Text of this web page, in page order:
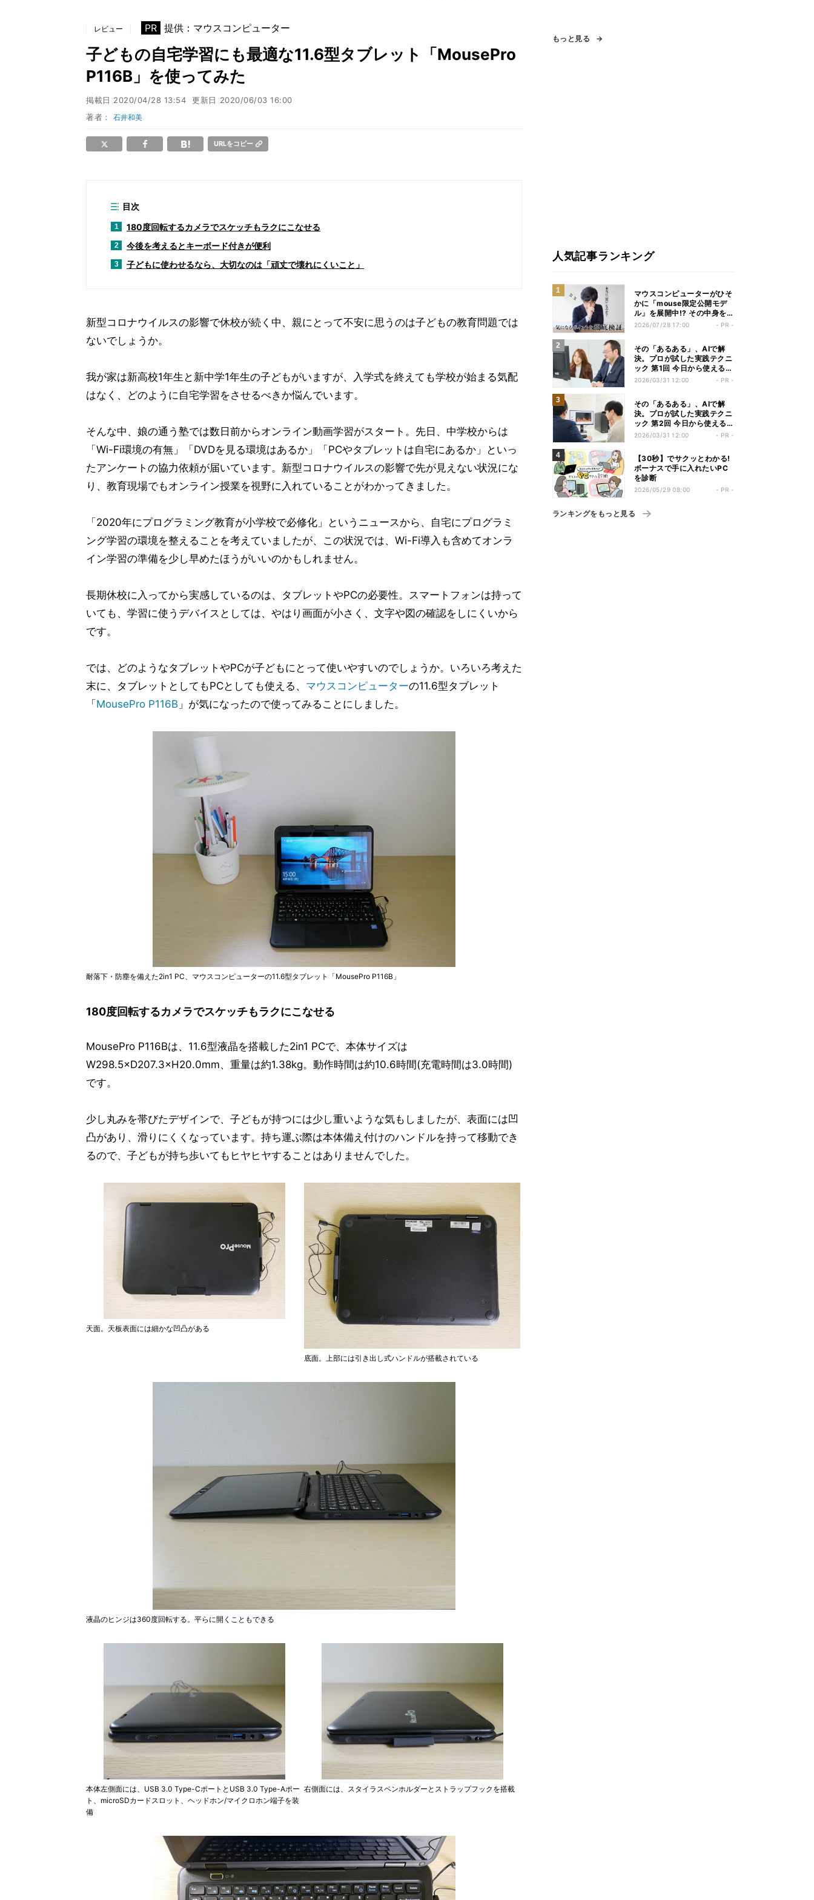
レビュー PR 提供：マウスコンピューター
子どもの自宅学習にも最適な11.6型タブレット「MousePro
P116B」を使ってみた
掲載日 2020/04/28 13:54 更新日 2020/06/03 16:00
著者：石井和美
URLをコピー
目次
1 180度回転するカメラでスケッチもラクにこなせる
2 今後を考えるとキーボード付きが便利
3 子どもに使わせるなら、大切なのは「頑丈で壊れにくいこと」
新型コロナウイルスの影響で休校が続く中、親にとって不安に思うのは子どもの教育問題では
ないでしょうか。
我が家は新高校1年生と新中学1年生の子どもがいますが、入学式を終えても学校が始まる気配
はなく、どのように自宅学習をさせるべきか悩んでいます。
そんな中、娘の通う塾では数日前からオンライン動画学習がスタート。先日、中学校からは
「Wi-Fi環境の有無」「DVDを見る環境はあるか」「PCやタブレットは自宅にあるか」といっ
たアンケートの協力依頼が届いています。新型コロナウイルスの影響で先が見えない状況にな
り、教育現場でもオンライン授業を視野に入れていることがわかってきました。
「2020年にプログラミング教育が小学校で必修化」というニュースから、自宅にプログラミ
ング学習の環境を整えることを考えていましたが、この状況では、Wi-Fi導入も含めてオンラ
イン学習の準備を少し早めたほうがいいのかもしれません。
長期休校に入ってから実感しているのは、タブレットやPCの必要性。スマートフォンは持って
いても、学習に使うデバイスとしては、やはり画面が小さく、文字や図の確認をしにくいから
です。
では、どのようなタブレットやPCが子どもにとって使いやすいのでしょうか。いろいろ考えた
末に、タブレットとしてもPCとしても使える、 マウスコンピューターの11.6型タブレット
「 MousePro P116B 」が気になったので使ってみることにしました。
耐落下・防塵を備えた2in1 PC、マウスコンピューターの11.6型タブレット「MousePro P116B」
180度回転するカメラでスケッチもラクにこなせる
MousePro P116Bは、11.6型液晶を搭載した2in1 PCで、本体サイズは
W298.5×D207.3×H20.0mm、重量は約1.38kg。動作時間は約10.6時間(充電時間は3.0時間)
です。
少し丸みを帯びたデザインで、子どもが持つには少し重いような気もしましたが、表面には凹
凸があり、滑りにくくなっています。持ち運ぶ際は本体備え付けのハンドルを持って移動でき
るので、子どもが持ち歩いてもヒヤヒヤすることはありませんでした。
天面。天板表面には細かな凹凸がある
底面。上部には引き出し式ハンドルが搭載されている
液晶のヒンジは360度回転する。平らに開くこともできる
本体左側面には、USB 3.0 Type-CポートとUSB 3.0 Type-Aポー
ト、microSDカードスロット、ヘッドホン/マイクロホン端子を装
備
右側面には、スタイラスペンホルダーとストラップフックを搭載
もっと見る
人気記事ランキング
マウスコンピューターがひそ
かに「mouse限定公開モデ
ル」を展開中!? その中身を
パソコンジャンル編集長が勝
2026/07/28 17:00 - PR -
その「あるある」、AIで解
決。プロが試した実践テクニ
ック 第1回 今日から使える
AI！ 制作の悩みをサクッと
2026/03/31 12:00 - PR -
その「あるある」、AIで解
決。プロが試した実践テクニ
ック 第2回 今日から使える
AI！ 制作の悩みをサクッと
2026/03/31 12:00 - PR -
【30秒】でサクッとわかる!
ボーナスで手に入れたいPC
を診断
2026/05/29 08:00 - PR -
ランキングをもっと見る